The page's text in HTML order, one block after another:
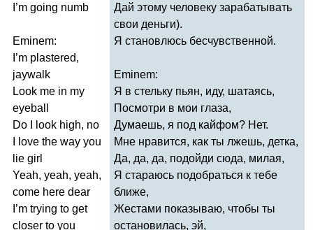
’m going numb
Eminem:
’m plastered,
jaywalk
Look me in my
eyeball
Do
look high, no
love the way you
lie girl
Yeah, yeah, yeah,
come here dear
’m trying to get
closer to you
Дай этому человеку зарабатывать
свои деньги).
Я становлюсь бесчувственной.
Eminem:
Я в стельку пьян, иду, шатаясь,
Посмотри в мои глаза,
Думаешь, я под кайфом? Нет.
Мне нравится, как ты лжешь, детка,
Да, да, да, подойди сюда, милая,
Я стараюсь подобраться к тебе
ближе,
Жестами показываю, чтобы ты
остановилась, эй,